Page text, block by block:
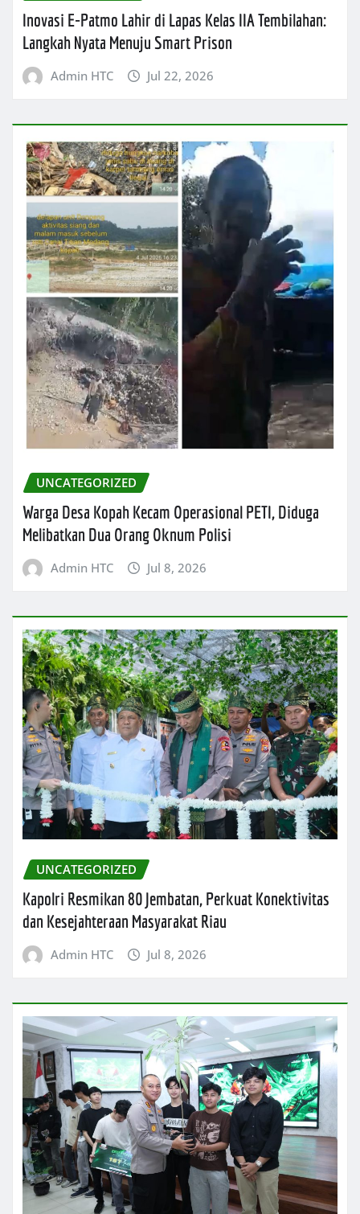
Inovasi E-Patmo Lahir di Lapas Kelas IIA Tembilahan:
Langkah Nyata Menuju Smart Prison
Admin HTC Jul 22, 2026
UNCATEGORIZED
Warga Desa Kopah Kecam Operasional PETI, Diduga
Melibatkan Dua Orang Oknum Polisi
Admin HTC Jul 8, 2026
UNCATEGORIZED
Kapolri Resmikan 80 Jembatan, Perkuat Konektivitas
dan Kesejahteraan Masyarakat Riau
Admin HTC Jul 8, 2026